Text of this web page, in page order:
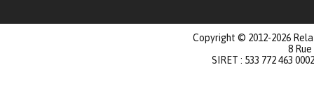
Copyright © 2012-2026
8
SIRET : 533 772 463